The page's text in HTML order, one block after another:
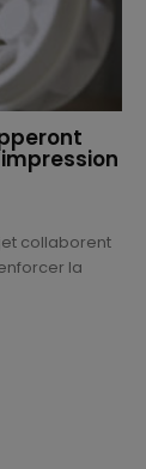
collaborent
la